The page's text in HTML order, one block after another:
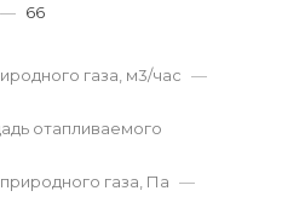
— 66
газа, м3/час —
отапливаемого
газа, Па —